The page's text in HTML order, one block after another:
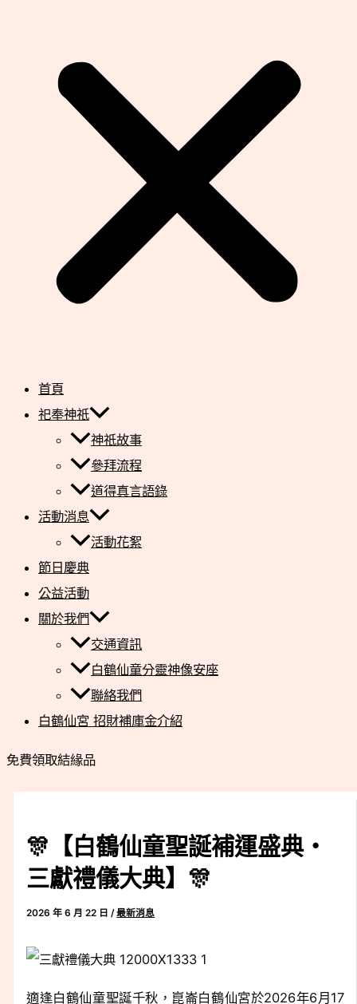
首頁
祀奉神祇
神祇故事
參拜流程
道得真言語錄
活動消息
活動花絮
節日慶典
公益活動
關於我們
交通資訊
白鶴仙童分靈神像安座
聯絡我們
白鶴仙宮 招財補庫金介紹
免費領取結緣品
🎊【白鶴仙童聖誕補運盛典・
三獻禮儀大典】🎊
2026 年 6 月 22 日/最新消息
適逢白鶴仙童聖誕千秋，崑崙白鶴仙宮於2026年6月17